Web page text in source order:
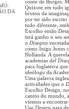
DA
conto de Borges.
Quixote em tudo
brotou da
por ter sido escrito
tudo diferente,
Escolho então
terá ganho o seu
o Disegno
como Inigo Jones
Hollanda. A
academias del
para Inglaterra
ideólogo da
Uma palavra
actividades que o
Escolho Design,
cantos do mundo,
viemos a
Uso Design para